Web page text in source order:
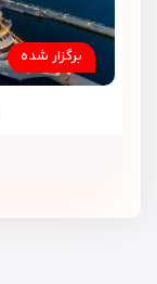
برگزار شده